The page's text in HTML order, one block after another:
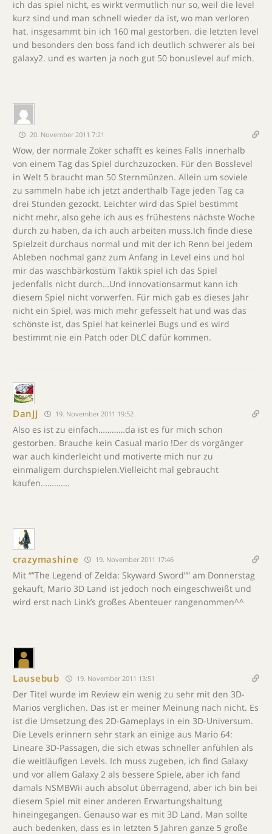
ich das spiel nicht, es wirkt vermutlich nur so, weil die level
kurz sind und man schnell wieder da ist, wo man verloren
hat. insgesammt bin ich 160 mal gestorben. die letzten level
und besonders den boss fand ich deutlich schwerer als bei
galaxy2. und es warten ja noch gut 50 bonuslevel auf mich.
20. November 2011 7:21
Wow, der normale Zoker schafft es keines Falls innerhalb
von einem Tag das Spiel durchzuzocken. Für den Bosslevel
in Welt 5 braucht man 50 Sternmünzen. Allein um soviele
zu sammeln habe ich jetzt anderthalb Tage jeden Tag ca
drei Stunden gezockt. Leichter wird das Spiel bestimmt
nicht mehr, also gehe ich aus es frühestens nächste Woche
durch zu haben, da ich auch arbeiten muss.Ich finde diese
Spielzeit durchaus normal und mit der ich Renn bei jedem
Ableben nochmal ganz zum Anfang in Level eins und hol
mir das waschbärkostüm Taktik spiel ich das Spiel
jedenfalls nicht durch…Und innovationsarmut kann ich
diesem Spiel nicht vorwerfen. Für mich gab es dieses Jahr
nicht ein Spiel, was mich mehr gefesselt hat und was das
schönste ist, das Spiel hat keinerlei Bugs und es wird
bestimmt nie ein Patch oder DLC dafür kommen.
DanJJ 19. November 2011 19:52
Also es ist zu einfach…………da ist es für mich schon
gestorben. Brauche kein Casual mario !Der ds vorgänger
war auch kinderleicht und motiverte mich nur zu
einmaligem durchspielen.Vielleicht mal gebraucht
kaufen………….
crazymashine 19. November 2011 17:46
Mit “”The Legend of Zelda: Skyward Sword”” am Donnerstag
gekauft, Mario 3D Land ist jedoch noch eingeschweißt und
wird erst nach Link’s großes Abenteuer rangenommen^^
Lausebub 19. November 2011 13:51
Der Titel wurde im Review ein wenig zu sehr mit den 3D-
Marios verglichen. Das ist er meiner Meinung nach nicht. Es
ist die Umsetzung des 2D-Gameplays in ein 3D-Universum.
Die Levels erinnern sehr stark an einige aus Mario 64:
Lineare 3D-Passagen, die sich etwas schneller anfühlen als
die weitläufigen Levels. Ich muss zugeben, ich find Galaxy
und vor allem Galaxy 2 als bessere Spiele, aber ich fand
damals NSMBWii auch absolut überragend, aber ich bin bei
diesem Spiel mit einer anderen Erwartungshaltung
hineingegangen. Genauso war es mit 3D Land. Man sollte
auch bedenken, dass es in letzten 5 Jahren ganze 5 große